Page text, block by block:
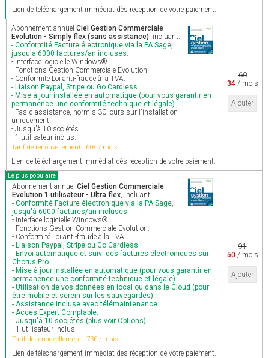
Lien de téléchargement immédiat dès réception de votre paiement.
Abonnement annuel Ciel Gestion Commerciale
Evolution - Simply flex (sans assistance), incluant:
- Conformité Facture électronique via la PA Sage,
jusqu'à 6000 factures/an incluses.
- Interface logicielle Windows®.
- Fonctions Gestion Commerciale Evolution.
- Conformité Loi anti-fraude à la TVA.
- Liaison Paypal, Stripe ou Go Cardless.
- Mise à jour installée en automatique (pour vous garantir en
permanence une conformité technique et légale).
- Pas d'assistance, hormis 30 jours sur l'installation
uniquement.
- Jusqu'à 10 sociétés.
- 1 utilisateur inclus.
Tarif de renouvellement : 60€ / mois
Lien de téléchargement immédiat dès réception de votre paiement.
60
34/ mois
Ajouter
Le plus populaire
Abonnement annuel Ciel Gestion Commerciale
Evolution 1 utilisateur - Ultra flex, incluant:
- Conformité Facture électronique via la PA Sage,
jusqu'à 6000 factures/an incluses.
- Interface logicielle Windows®.
- Fonctions Gestion Commerciale Evolution.
- Conformité Loi anti-fraude à la TVA.
- Liaison Paypal, Stripe ou Go Cardless.
- Envoi automatique et suivi des factures électroniques sur
Chorus Pro.
- Mise à jour installée en automatique (pour vous garantir en
permanence une conformité technique et légale).
- Utilisation de vos données en local ou dans le Cloud (pour
être mobile et serein sur les sauvegardes).
- Assistance incluse avec télémaintenance.
- Accès Expert Comptable.
- Jusqu'à 10 sociétés (plus voir Options).
- 1 utilisateur inclus.
Tarif de renouvellement : 73€ / mois
Lien de téléchargement immédiat dès réception de votre paiement.
91
50/ mois
Ajouter